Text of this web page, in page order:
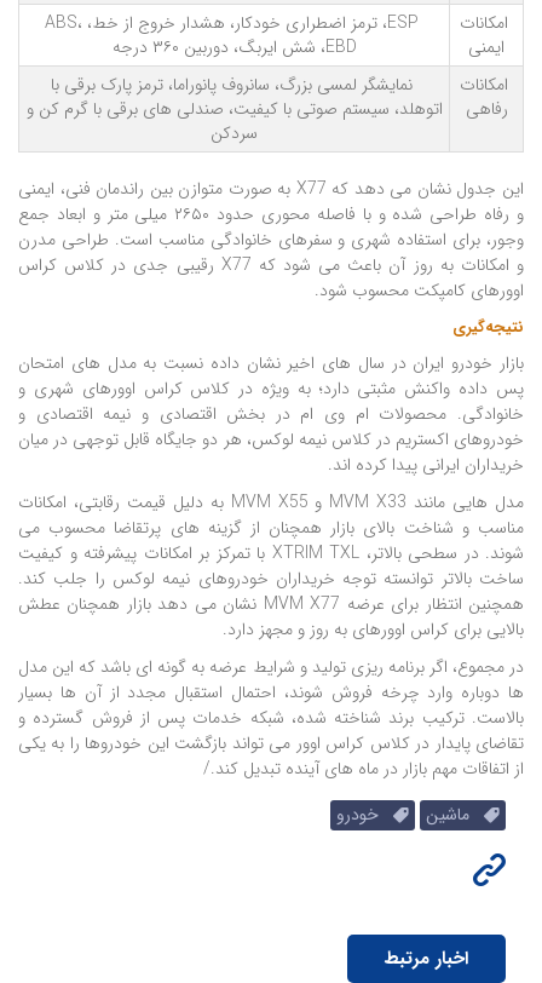
امکانات
ایمنی
ESP، ترمز اضطراری خودکار، هشدار خروج از خط، ABS،
EBD، شش ایربگ، دوربین ۳۶۰ درجه
امکانات
رفاهی
نمایشگر لمسی بزرگ، سانروف پانوراما، ترمز پارک برقی با
اتوهلد، سیستم صوتی با کیفیت، صندلی های برقی با گرم کن و
سردکن
این جدول نشان می دهد که X77 به صورت متوازن بین راندمان فنی، ایمنی
و رفاه طراحی شده و با فاصله محوری حدود ۲۶۵۰ میلی متر و ابعاد جمع
وجور، برای استفاده شهری و سفرهای خانوادگی مناسب است. طراحی مدرن
و امکانات به روز آن باعث می شود که X77 رقیبی جدی در کلاس کراس
اوورهای کامپکت محسوب شود.
نتیجه‌گیری
بازار خودرو ایران در سال های اخیر نشان داده نسبت به مدل های امتحان
پس داده واکنش مثبتی دارد؛ به ویژه در کلاس کراس اوورهای شهری و
خانوادگی. محصولات ام وی ام در بخش اقتصادی و نیمه اقتصادی و
خودروهای اکستریم در کلاس نیمه لوکس، هر دو جایگاه قابل توجهی در میان
خریداران ایرانی پیدا کرده اند.
مدل هایی مانند MVM X33 و MVM X55 به دلیل قیمت رقابتی، امکانات
مناسب و شناخت بالای بازار همچنان از گزینه های پرتقاضا محسوب می
شوند. در سطحی بالاتر، XTRIM TXL با تمرکز بر امکانات پیشرفته و کیفیت
ساخت بالاتر توانسته توجه خریداران خودروهای نیمه لوکس را جلب کند.
همچنین انتظار برای عرضه MVM X77 نشان می دهد بازار همچنان عطش
بالایی برای کراس اوورهای به روز و مجهز دارد.
در مجموع، اگر برنامه ریزی تولید و شرایط عرضه به گونه ای باشد که این مدل
ها دوباره وارد چرخه فروش شوند، احتمال استقبال مجدد از آن ها بسیار
بالاست. ترکیب برند شناخته شده، شبکه خدمات پس از فروش گسترده و
تقاضای پایدار در کلاس کراس اوور می تواند بازگشت این خودروها را به یکی
از اتفاقات مهم بازار در ماه های آینده تبدیل کند./
ماشین
خودرو
اخبار مرتبط